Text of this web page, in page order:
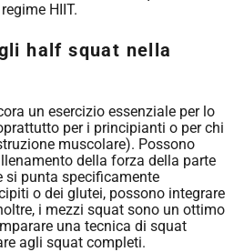
HIIT.
half squat nella
un esercizio essenziale per lo
per i principianti o per chi
muscolare). Possono
della forza della parte
si punta specificamente
o dei glutei, possono integrare
i mezzi squat sono un ottimo
una tecnica di squat
agli squat completi.